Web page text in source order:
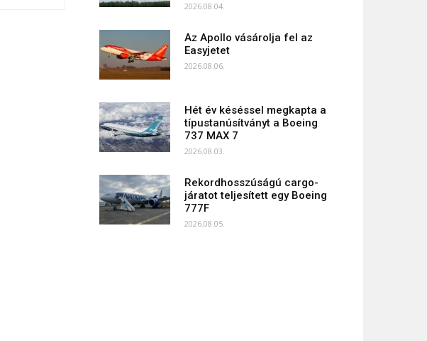
2026.08.04.
Az Apollo vásárolja fel az
Easyjetet
2026.08.06.
Hét év késéssel megkapta a
típustanúsítványt a Boeing
737 MAX 7
2026.08.03.
Rekordhosszúságú cargo-
járatot teljesített egy Boeing
777F
2026.08.05.